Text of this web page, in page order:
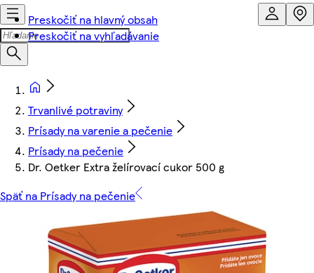
Preskočiť na hlavný obsah
Preskočiť na vyhľadávanie
Trvanlivé potraviny
Prísady na varenie a pečenie
Prísady na pečenie
Dr. Oetker Extra želírovací cukor 500 g
Späť na Prísady na pečenie